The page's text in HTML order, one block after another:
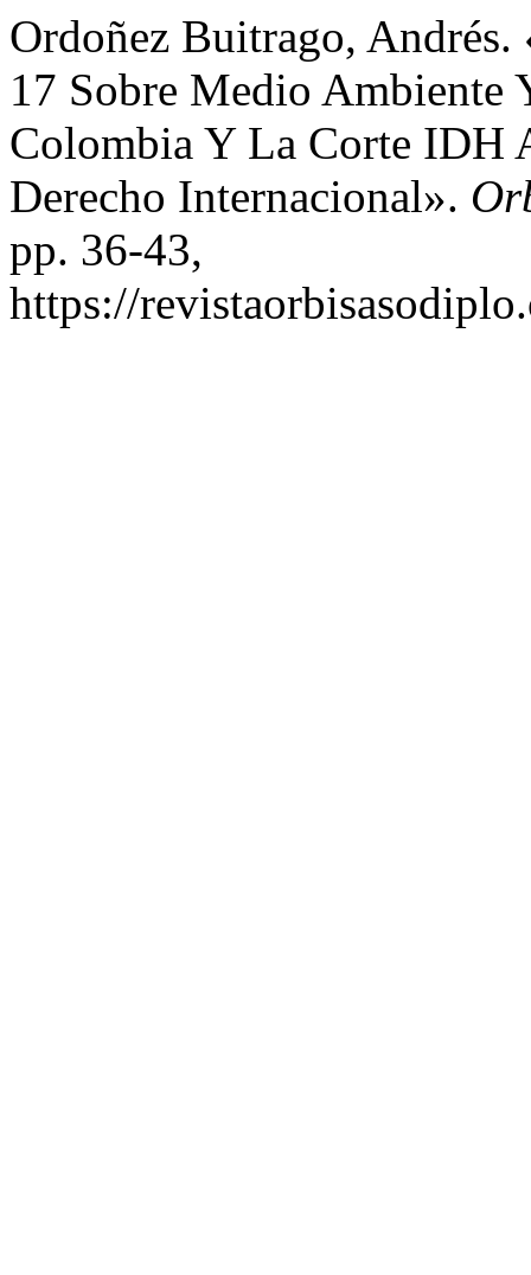
Ordoñez Buitrago,
17 Sobre Medio Ambiente
Colombia Y La Corte IDH
Derecho Internacional».
pp. 36-43,
https://